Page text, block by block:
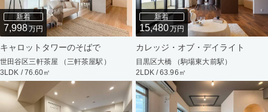
新着
7,998万円
キャロットタワーのそばで
世田谷区三軒茶屋 （三軒茶屋駅）
3LDK / 76.60㎡
新着
15,480万円
カレッジ・オブ・デイライト
目黒区大橋 （駒場東大前駅）
2LDK / 63.96㎡